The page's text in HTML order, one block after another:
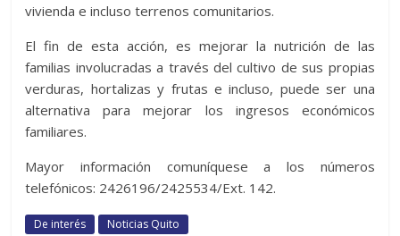
vivienda e incluso terrenos comunitarios.
El fin de esta acción, es mejorar la nutrición de las
familias involucradas a través del cultivo de sus propias
verduras, hortalizas y frutas e incluso, puede ser una
alternativa para mejorar los ingresos económicos
familiares.
Mayor información comuníquese a los números
telefónicos: 2426196/2425534/Ext. 142.
De interés Noticias Quito